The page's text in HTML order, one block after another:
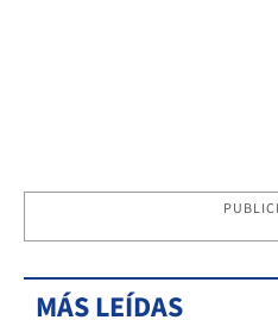
MÁS LEÍDAS